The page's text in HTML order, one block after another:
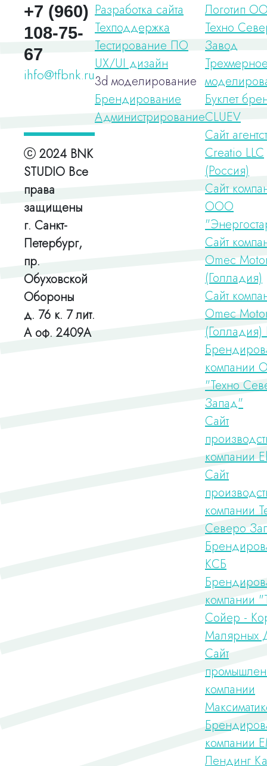
+7 (960)
108-75-
67
ihfo@tfbnk.ru
2024 BNK
STUDIO Все
права
защищены
г. Санкт-
Петербург,
пр.
Обуховской
Обороны
д. 76 к. 7 лит.
А оф. 2409А
Разработка сайта
Техподдержка
Тестирование ПО
UX/UI дизайн
3d моделирование
Брендирование
Администрирование
Логотип
Техно
Завод
Буклет
CLUEV
Сайт
Creatio LLC
(Россия)
Сайт
ООО
Сайт
Omec
(Голладия)
Сайт
Omec
компании
"Техно
Запад"
Сайт
компании
Сайт
компании
Северо
КСБ
компании
Сойер -
Малярных
Сайт
компании
компании
Лендинг